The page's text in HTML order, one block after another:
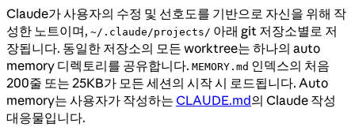
Claude가 사용자의 수정 및 선호도를 기반으로 자신을 위해 작
성한 노트이며, ~/.claude/projects/ 아래 git 저장소별로 저
장됩니다. 동일한 저장소의 모든 worktree는 하나의 auto
memory 디렉토리를 공유합니다. MEMORY.md 인덱스의 처음
200줄 또는 25KB가 모든 세션의 시작 시 로드됩니다. Auto
memory는 사용자가 작성하는 CLAUDE.md의 Claude 작성
대응물입니다.